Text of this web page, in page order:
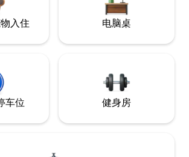
入住 电脑桌
车位 健身房